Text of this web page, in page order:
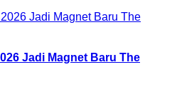
Jadi Magnet Baru The